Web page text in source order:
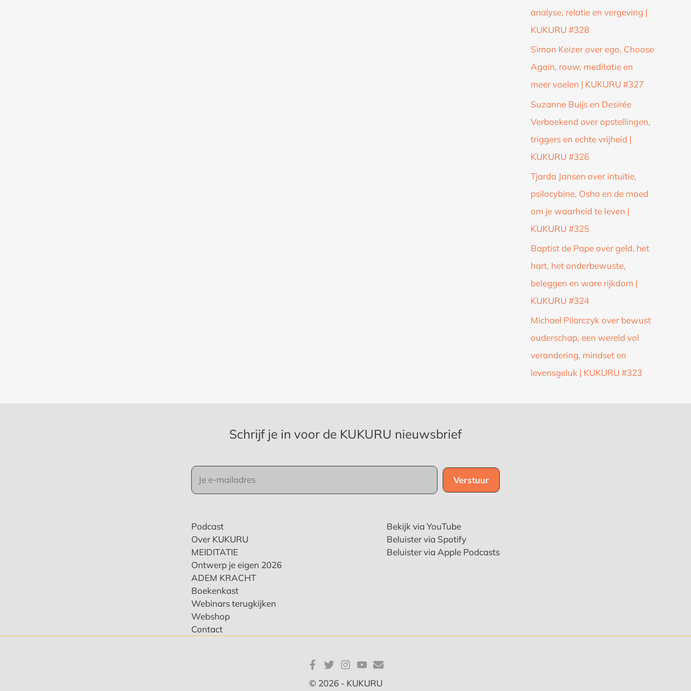
analyse, relatie en vergeving |
KUKURU #328
Simon Keizer over ego, Choose
Again, rouw, meditatie en
meer voelen | KUKURU #327
Suzanne Buijs en Desirée
Verboekend over opstellingen,
triggers en echte vrijheid |
KUKURU #326
Tjarda Jansen over intuïtie,
psilocybine, Osho en de moed
om je waarheid te leven |
KUKURU #325
Baptist de Pape over geld, het
hart, het onderbewuste,
beleggen en ware rijkdom |
KUKURU #324
Michael Pilarczyk over bewust
ouderschap, een wereld vol
verandering, mindset en
levensgeluk | KUKURU #323
Podcast
Over KUKURU
MEIDITATIE
Ontwerp je eigen 2026
ADEM KRACHT
Boekenkast
Webinars terugkijken
Webshop
Contact
Bekijk via YouTube
Beluister via Spotify
Beluister via Apple Podcasts
Schrijf je in voor de KUKURU nieuwsbrief
© 2026 - KUKURU